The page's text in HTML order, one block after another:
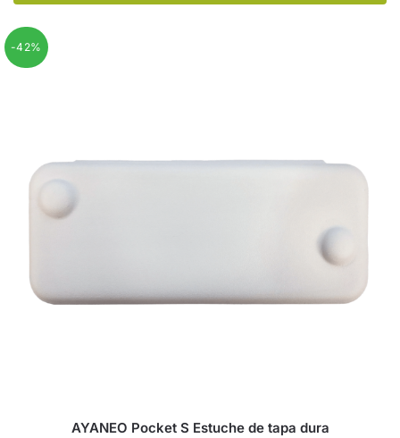
-42%
AYANEO Pocket S Estuche de tapa dura